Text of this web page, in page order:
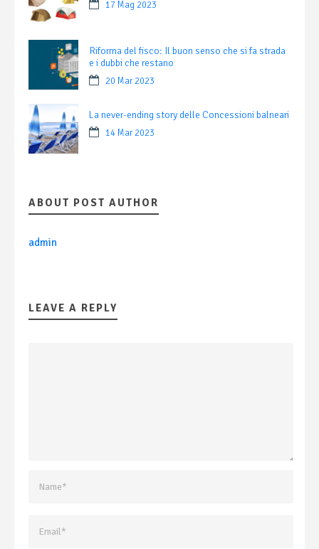
17 Mag 2023
Riforma del fisco: Il buon senso che si fa strada
e i dubbi che restano
20 Mar 2023
La never-ending story delle Concessioni balneari
14 Mar 2023
ABOUT POST AUTHOR
admin
LEAVE A REPLY